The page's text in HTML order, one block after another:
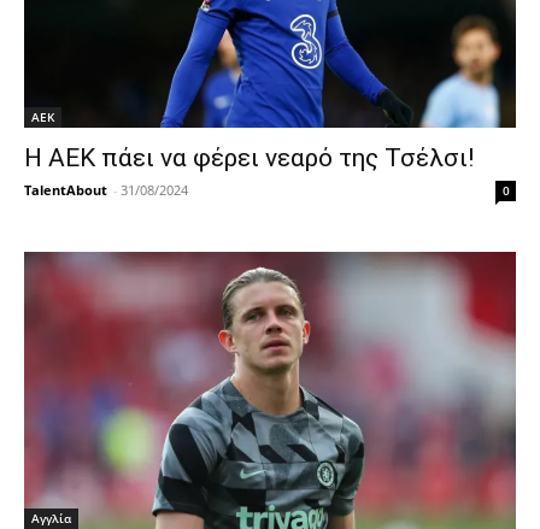
ΑΕΚ
Η ΑΕΚ πάει να φέρει νεαρό της Τσέλσι!
TalentAbout - 31/08/2024 0
Αγγλία